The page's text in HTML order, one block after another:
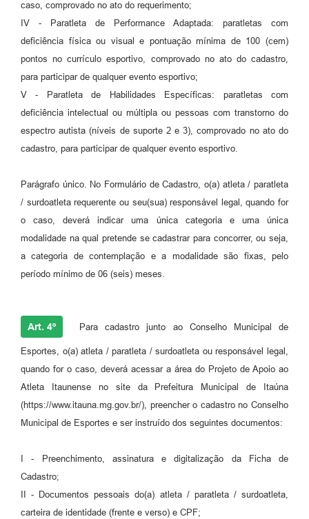
caso, comprovado no ato do requerimento;
IV - Paratleta de Performance Adaptada: paratletas com
deficiência física ou visual e pontuação mínima de 100 (cem)
pontos no currículo esportivo, comprovado no ato do cadastro,
para participar de qualquer evento esportivo;
V - Paratleta de Habilidades Específicas: paratletas com
deficiência intelectual ou múltipla ou pessoas com transtorno do
espectro autista (níveis de suporte 2 e 3), comprovado no ato do
cadastro, para participar de qualquer evento esportivo.
Parágrafo único. No Formulário de Cadastro, o(a) atleta / paratleta
/ surdoatleta requerente ou seu(sua) responsável legal, quando for
o caso, deverá indicar uma única categoria e uma única
modalidade na qual pretende se cadastrar para concorrer, ou seja,
a categoria de contemplação e a modalidade são fixas, pelo
período mínimo de 06 (seis) meses.
Art. 4º Para cadastro junto ao Conselho Municipal de
Esportes, o(a) atleta / paratleta / surdoatleta ou responsável legal,
quando for o caso, deverá acessar a área do Projeto de Apoio ao
Atleta Itaunense no site da Prefeitura Municipal de Itaúna
(https://www.itauna.mg.gov.br/), preencher o cadastro no Conselho
Municipal de Esportes e ser instruído dos seguintes documentos:
I - Preenchimento, assinatura e digitalização da Ficha de
Cadastro;
II - Documentos pessoais do(a) atleta / paratleta / surdoatleta,
carteira de identidade (frente e verso) e CPF;